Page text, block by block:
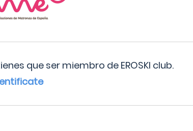
que ser miembro de EROSKI club.